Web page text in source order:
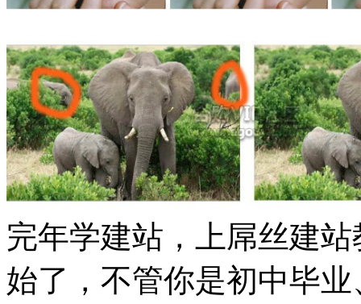
完年学建站，上屌丝建
始了，不管你是初中毕